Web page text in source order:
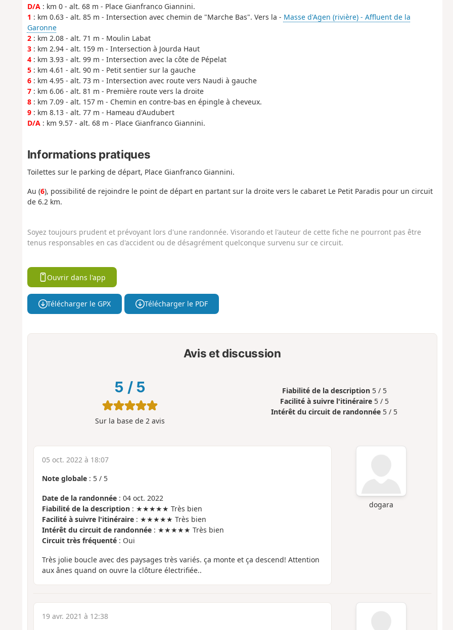
D/A: km 0 - alt. 68 m - Place Gianfranco Giannini.
1 : km 0.63 - alt. 85 m - Intersection avec chemin de "Marche Bas". Vers la - Masse d'Agen (rivière) - Affluent de la
Garonne
2: km 2.08 - alt. 71 m - Moulin Labat
3: km 2.94 - alt. 159 m - Intersection à Jourda Haut
4: km 3.93 - alt. 99 m - Intersection avec la côte de Pépelat
5: km 4.61 - alt. 90 m - Petit sentier sur la gauche
6: km 4.95 - alt. 73 m - Intersection avec route vers Naudi à gauche
7: km 6.06 - alt. 81 m - Première route vers la droite
8: km 7.09 - alt. 157 m - Chemin en contre-bas en épingle à cheveux.
9: km 8.13 - alt. 77 m - Hameau d'Audubert
D/A: km 9.57 - alt. 68 m - Place Gianfranco Giannini.
Informations pratiques
Toilettes sur le parking de départ, Place Gianfranco Giannini.
Au (6), possibilité de rejoindre le point de départ en partant sur la droite vers le cabaret Le Petit Paradis pour un circuit
de 6.2 km.
Soyez toujours prudent et prévoyant lors d'une randonnée. Visorando et l'auteur de cette fiche ne pourront pas être
tenus responsables en cas d'accident ou de désagrément quelconque survenu sur ce circuit.
Ouvrir dans l'app
Télécharger le GPX Télécharger le PDF
Avis et discussion
5 / 5
Sur la base de 2 avis
Fiabilité de la description 5 / 5
Facilité à suivre l'itinéraire 5 / 5
Intérêt du circuit de randonnée 5 / 5
dogara
05 oct. 2022 à 18:07
Note globale: 5/ 5
Date de la randonnée: 04 oct. 2022
Fiabilité de la description: ★★★★★ Très bien
Facilité à suivre l'itinéraire: ★★★★★ Très bien
Intérêt du circuit de randonnée: ★★★★★ Très bien
Circuit très fréquenté: Oui
Très jolie boucle avec des paysages très variés. ça monte et ça descend! Attention
aux ânes quand on ouvre la clôture électrifiée..
19 avr. 2021 à 12:38